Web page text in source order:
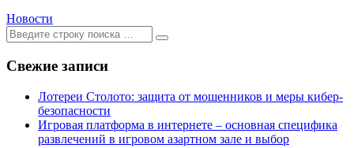
Новости
Ищем:
[текст]
Свежие записи
Лотереи Столото: защита от мошенников и меры кибер-
безопасности
Игровая платформа в интернете – основная специфика
развлечений в игровом азартном зале и выбор